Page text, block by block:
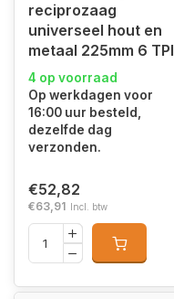
reciprozaag
universeel hout en
metaal 225mm 6 TPI
4 op voorraad
Op werkdagen voor
16:00 uur besteld,
dezelfde dag
verzonden.
€52,82
€63,91 Incl. btw